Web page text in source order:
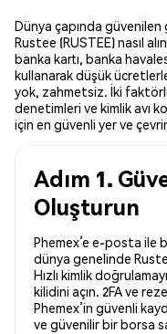
Dünya çapında
Rustee (RUSTEE) nasıl
banka kartı, banka
kullanarak düşük
yok, zahmetsiz. İki
denetimleri ve kimlik avı
için en güvenli yer ve
Adım 1.
Oluşturun
Phemex’e e-posta ile
dünya genelinde
Hızlı kimlik
kilidini açın. 2FA ve
Phemex’in güvenli
ve güvenilir bir borsa